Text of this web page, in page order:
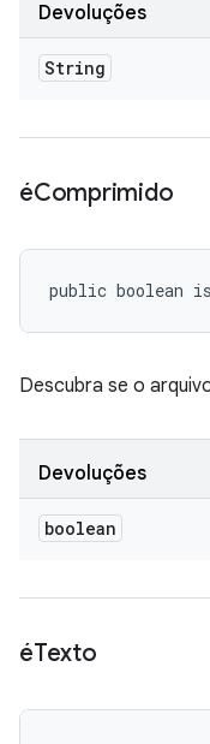
Devoluções
String
éComprimido
public boolean
Descubra se o
Devoluções
boolean
éTexto